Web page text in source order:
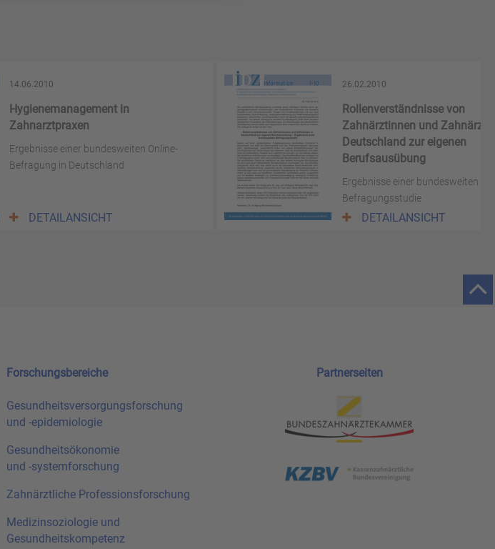
14.06.2010
Hygienemanagement in
Zahnarztpraxen
Ergebnisse einer bundesweiten Online-
Befragung in Deutschland
DETAILANSICHT
26.02.2010
Rollenverständnisse von
Zahnärztinnen und
Deutschland zur eigenen
Berufsausübung
Ergebnisse einer bundesweiten
Befragungsstudie
DETAILANSICHT
Forschungsbereiche
Gesundheitsversorgungsforschung
und -epidemiologie
Gesundheitsökonomie
und -systemforschung
Zahnärztliche Professionsforschung
Medizinsoziologie und
Gesundheitskompetenz
Partnerseiten